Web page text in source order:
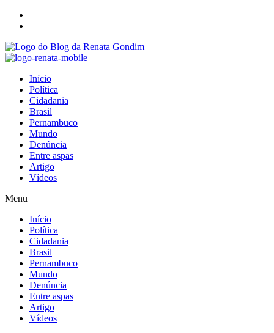
Início
Política
Cidadania
Brasil
Pernambuco
Mundo
Denúncia
Entre aspas
Artigo
Vídeos
Menu
Início
Política
Cidadania
Brasil
Pernambuco
Mundo
Denúncia
Entre aspas
Artigo
Vídeos